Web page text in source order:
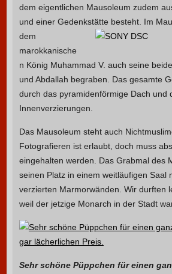
dem eigentlichen Mausoleum zudem
und einer Gedenkstätte besteht. Im
dem
marokkanische
n König Muhammad V. auch seine
und Abdallah begraben. Das gesamte
durch das pyramidenförmige Dach und
Innenverzierungen.
Das Mausoleum steht auch
Fotografieren ist erlaubt, doch muss
eingehalten werden. Das Grabmal des
seinen Platz in einem weitläufigen Saal
verzierten Marmorwänden. Wir durften
weil der jetzige Monarch in der Stadt
Sehr schöne Püppchen für einen